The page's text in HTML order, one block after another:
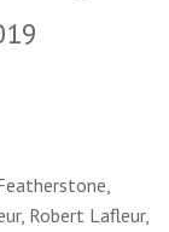
Robert Lafleur,